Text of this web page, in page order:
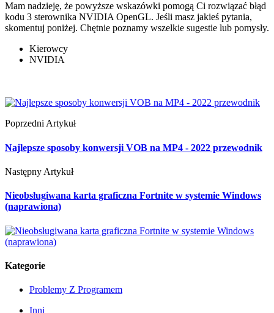
Mam nadzieję, że powyższe wskazówki pomogą Ci rozwiązać błąd
kodu 3 sterownika NVIDIA OpenGL. Jeśli masz jakieś pytania,
skomentuj poniżej. Chętnie poznamy wszelkie sugestie lub pomysły.
Kierowcy
NVIDIA
Poprzedni Artykuł
Najlepsze sposoby konwersji VOB na MP4 - 2022 przewodnik
Następny Artykuł
Nieobsługiwana karta graficzna Fortnite w systemie Windows
(naprawiona)
Kategorie
Problemy Z Programem
Inni